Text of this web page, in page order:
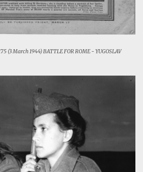
(3 March 1944) BATTLE FOR ROME - YUGOSLAV